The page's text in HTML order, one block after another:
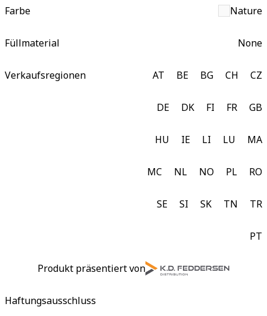
Farbe Nature
Füllmaterial None
Verkaufsregionen AT BE BG CH CZ
DE DK FI FR GB
HU IE LI LU MA
MC NL NO PL RO
SE SI SK TN TR
PT
Produkt präsentiert von
Haftungsausschluss